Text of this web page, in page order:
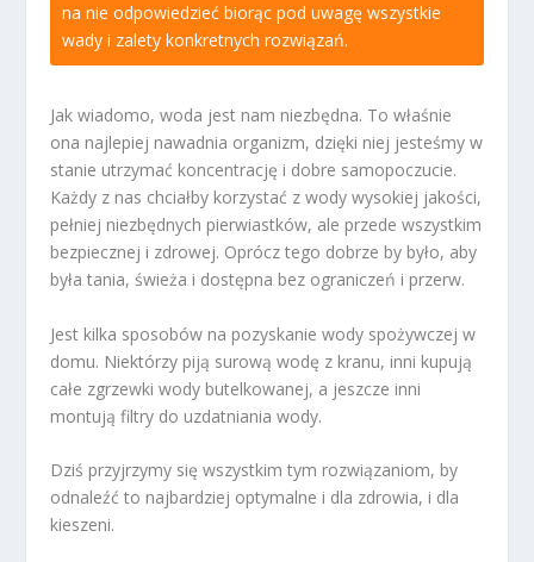
na nie odpowiedzieć biorąc pod uwagę wszystkie
wady i zalety konkretnych rozwiązań.
Jak wiadomo, woda jest nam niezbędna. To właśnie
ona najlepiej nawadnia organizm, dzięki niej jesteśmy w
stanie utrzymać koncentrację i dobre samopoczucie.
Każdy z nas chciałby korzystać z wody wysokiej jakości,
pełniej niezbędnych pierwiastków, ale przede wszystkim
bezpiecznej i zdrowej. Oprócz tego dobrze by było, aby
była tania, świeża i dostępna bez ograniczeń i przerw.
Jest kilka sposobów na pozyskanie wody spożywczej w
domu. Niektórzy piją surową wodę z kranu, inni kupują
całe zgrzewki wody butelkowanej, a jeszcze inni
montują filtry do uzdatniania wody.
Dziś przyjrzymy się wszystkim tym rozwiązaniom, by
odnaleźć to najbardziej optymalne i dla zdrowia, i dla
kieszeni.